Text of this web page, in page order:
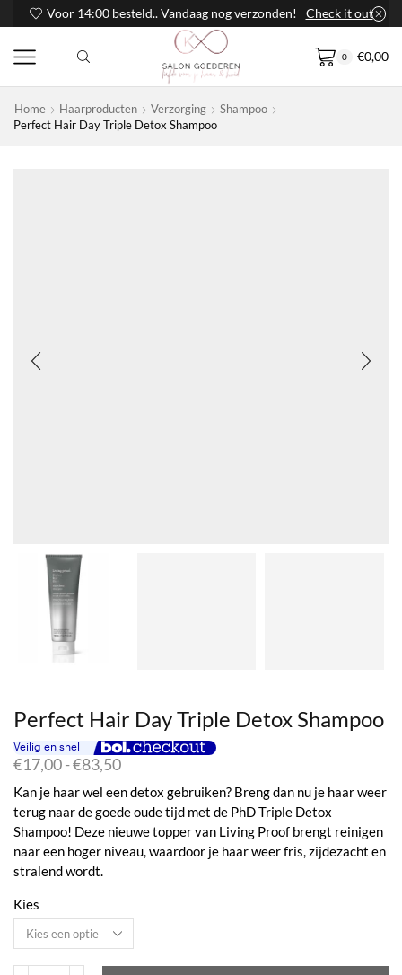
Voor 14:00 besteld.. Vandaag nog verzonden! Check it out
0 €0,00
Home Haarproducten Verzorging
Shampoo
Perfect Hair Day Triple Detox Shampoo
Perfect Hair Day Triple Detox Shampoo
€17,00-€83,50Prijsklasse:
tot
€83,50
Kan je haar wel een detox gebruiken? Breng dan nu je haar weer
terug naar de goede oude tijd met de PhD Triple Detox
Shampoo! Deze nieuwe topper van Living Proof brengt reinigen
naar een hoger niveau, waardoor je haar weer fris, zijdezacht en
stralend wordt.
Kies